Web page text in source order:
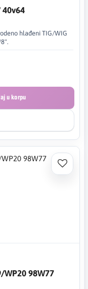
40v64
hlađeni TIG/WIG
u korpu
WP20 98W77